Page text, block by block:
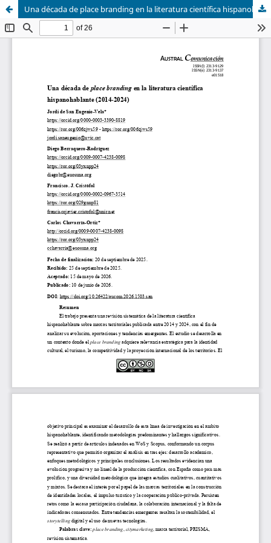
Una década de place branding en la literatura científica hispanohablante (2014-2024)